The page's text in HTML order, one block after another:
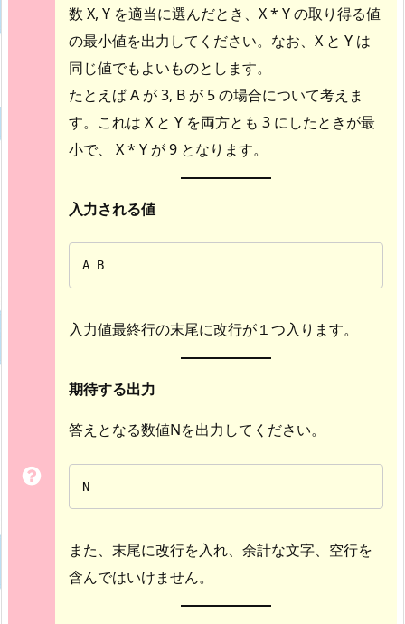
数 X, Y を適当に選んだとき、X * Y の取り得る値
の最小値を出力してください。なお、X と Y は
同じ値でもよいものとします。
たとえば A が 3, B が 5 の場合について考えま
す。これは X と Y を両方とも 3 にしたときが最
小で、 X * Y が 9 となります。
入力される値
A B
入力値最終行の末尾に改行が１つ入ります。
期待する出力
答えとなる数値Nを出力してください。
N
また、末尾に改行を入れ、余計な文字、空行を
含んではいけません。